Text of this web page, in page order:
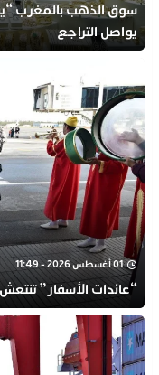
سوق الذهب بالمغرب
يواصل التراجع
01 أغسطس 2026 - 11:49
“عائدات الأسفار”